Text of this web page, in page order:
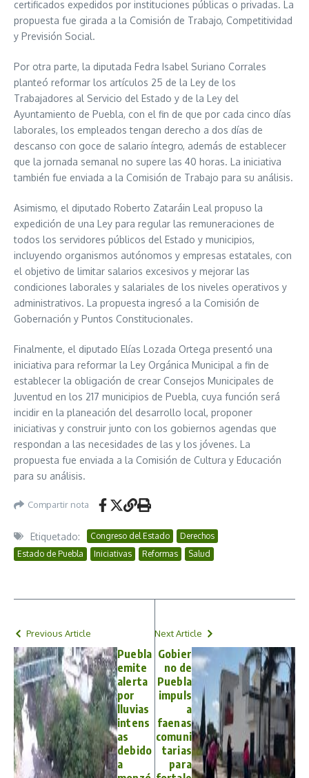
certificados expedidos por instituciones públicas o privadas. La
propuesta fue girada a la Comisión de Trabajo, Competitividad
y Previsión Social.
Por otra parte, la diputada Fedra Isabel Suriano Corrales
planteó reformar los artículos 25 de la Ley de los
Trabajadores al Servicio del Estado y de la Ley del
Ayuntamiento de Puebla, con el fin de que por cada cinco días
laborales, los empleados tengan derecho a dos días de
descanso con goce de salario íntegro, además de establecer
que la jornada semanal no supere las 40 horas. La iniciativa
también fue enviada a la Comisión de Trabajo para su análisis.
Asimismo, el diputado Roberto Zataráin Leal propuso la
expedición de una Ley para regular las remuneraciones de
todos los servidores públicos del Estado y municipios,
incluyendo organismos autónomos y empresas estatales, con
el objetivo de limitar salarios excesivos y mejorar las
condiciones laborales y salariales de los niveles operativos y
administrativos. La propuesta ingresó a la Comisión de
Gobernación y Puntos Constitucionales.
Finalmente, el diputado Elías Lozada Ortega presentó una
iniciativa para reformar la Ley Orgánica Municipal a fin de
establecer la obligación de crear Consejos Municipales de
Juventud en los 217 municipios de Puebla, cuya función será
incidir en la planeación del desarrollo local, proponer
iniciativas y construir junto con los gobiernos agendas que
respondan a las necesidades de las y los jóvenes. La
propuesta fue enviada a la Comisión de Cultura y Educación
para su análisis.
Compartir nota
Etiquetado: Congreso del Estado
Derechos
Estado de Puebla
Iniciativas Reformas Salud
Previous Article
Puebla
emite
alerta
por
lluvias
intens
as
debido
a
Next Article
Gobier
no de
Puebla
impuls
a
faenas
comuni
tarias
para